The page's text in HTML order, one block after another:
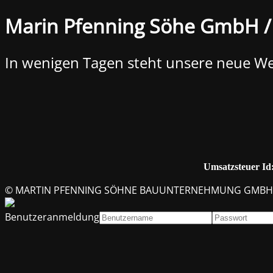
Marin Pfenning Söhe
In wenigen Tagen steht unsere neue
Umsatzsteuer
© MARTIN PFENNING SÖHNE BAUUNTERNEHMUNG GMBH
Benutzeranmeldung